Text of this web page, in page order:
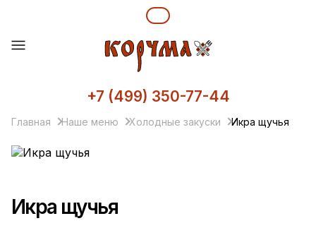
+7 (499) 350-77-44
Главная Наше меню Холодные закуски Икра щучья
Икра щучья